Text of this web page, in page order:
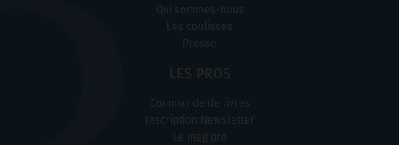
Qui sommes-nous
Les coulisses
Presse
LES PROS
Commande de livres
Inscription Newsletter
Le mag pro